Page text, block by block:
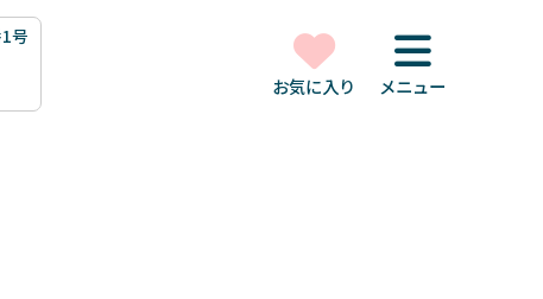
号
お気に入り メニュー